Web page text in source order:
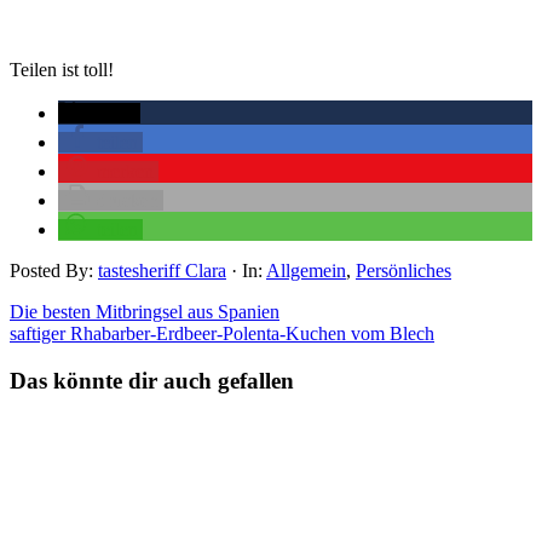
Teilen ist toll!
Posted By: tastesheriff Clara · In: Allgemein, Persönliches
Die besten Mitbringsel aus Spanien
saftiger Rhabarber-Erdbeer-Polenta-Kuchen vom Blech
Das könnte dir auch gefallen